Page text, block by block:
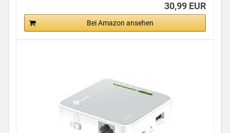
30,99 EUR
Bei Amazon ansehen